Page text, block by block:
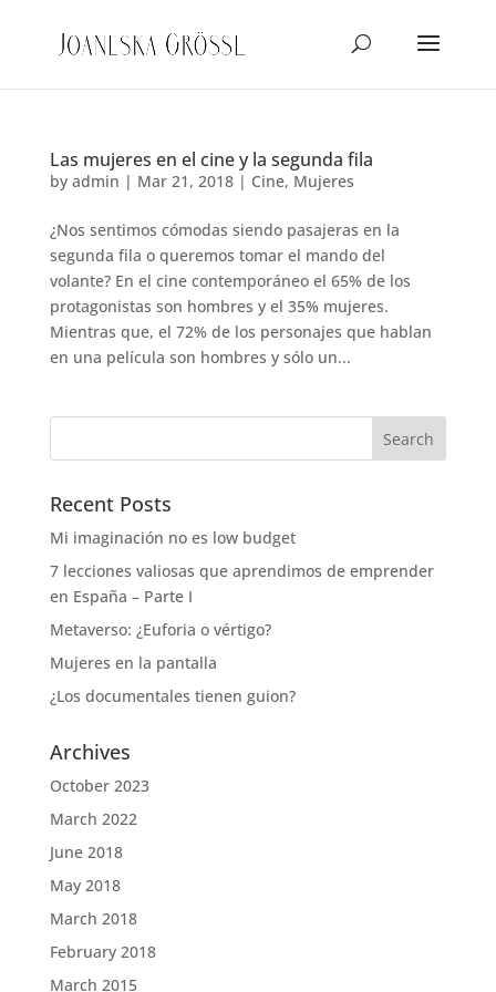
Las mujeres en el cine y la segunda fila
by admin | Mar 21, 2018| Cine, Mujeres
¿Nos sentimos cómodas siendo pasajeras en la
segunda fila o queremos tomar el mando del
volante? En el cine contemporáneo el 65% de los
protagonistas son hombres y el 35% mujeres.
Mientras que, el 72% de los personajes que hablan
en una película son hombres y sólo un...
Recent Posts
Mi imaginación no es low budget
7 lecciones valiosas que aprendimos de emprender
en España – Parte I
Metaverso: ¿Euforia o vértigo?
Mujeres en la pantalla
¿Los documentales tienen guion?
Archives
October 2023
March 2022
June 2018
May 2018
March 2018
February 2018
March 2015